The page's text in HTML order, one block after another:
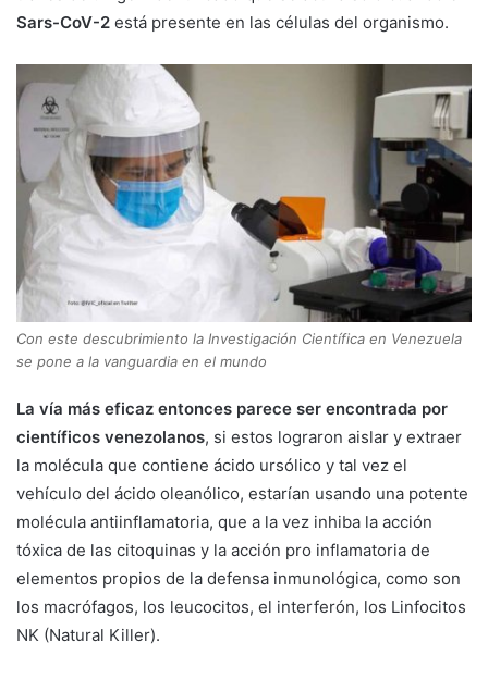
Sars-CoV-2 está presente en las células del organismo.
Con este descubrimiento la Investigación Científica en Venezuela
se pone a la vanguardia en el mundo
La vía más eficaz entonces parece ser encontrada por
científicos venezolanos, si estos lograron aislar y extraer
la molécula que contiene ácido ursólico y tal vez el
vehículo del ácido oleanólico, estarían usando una potente
molécula antiinflamatoria, que a la vez inhiba la acción
tóxica de las citoquinas y la acción pro inflamatoria de
elementos propios de la defensa inmunológica, como son
los macrófagos, los leucocitos, el interferón, los Linfocitos
NK (Natural Killer).